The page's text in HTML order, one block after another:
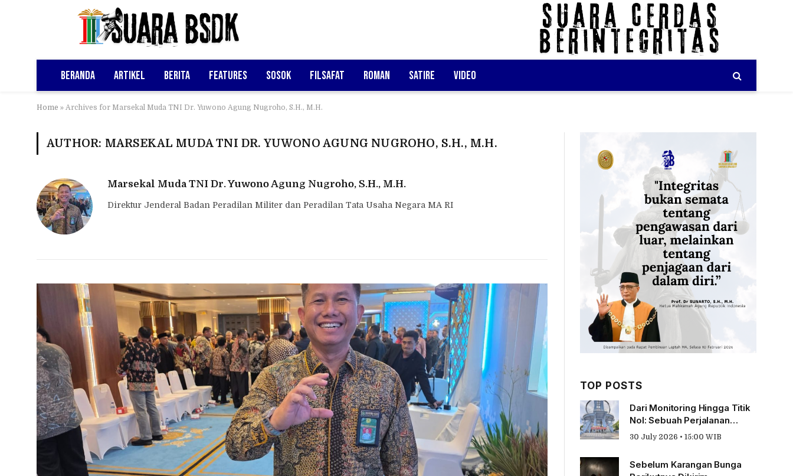
Beranda Artikel Berita Features Sosok Filsafat Roman Satire Video
Home » Archives for Marsekal Muda TNI Dr. Yuwono Agung Nugroho, S.H., M.H.
AUTHOR: MARSEKAL MUDA TNI DR. YUWONO AGUNG NUGROHO, S.H., M.H.
Marsekal Muda TNI Dr. Yuwono Agung Nugroho, S.H., M.H.
Direktur Jenderal Badan Peradilan Militer dan Peradilan Tata Usaha Negara MA RI
TOP POSTS
Dari Monitoring Hingga Titik
Nol: Sebuah Perjalanan
Tentang Pengabdian
30 July 2026 • 15:00 WIB
Sebelum Karangan Bunga